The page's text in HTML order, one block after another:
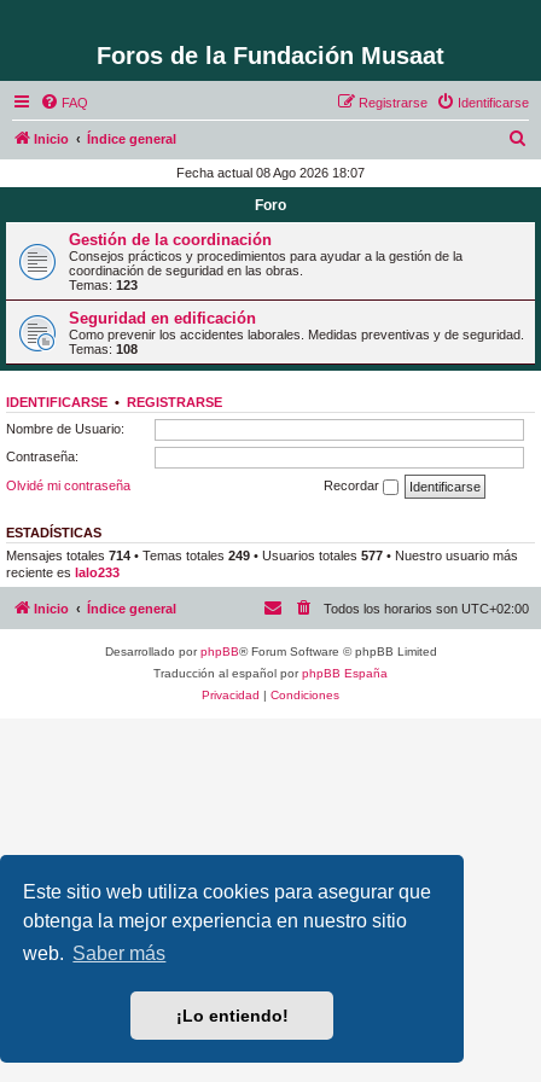
Este sitio web utiliza cookies para asegurar que
obtenga la mejor experiencia en nuestro sitio
web. Saber más
¡Lo entiendo!
Foros de la Fundación Musaat
FAQ Identificarse
Registrarse
Inicio Índice general
c
Fecha actual 08 Ago 2026 18:07
Foro
Gestión de la coordinación
Consejos prácticos y procedimientos para ayudar a la gestión de la
coordinación de seguridad en las obras.
Temas: 123
Seguridad en edificación
Como prevenir los accidentes laborales. Medidas preventivas y de seguridad.
Temas: 108
IDENTIFICARSE • REGISTRARSE
Nombre de Usuario:
Contraseña:
Olvidé mi contraseña
Recordar
ESTADÍSTICAS
Mensajes totales 714 • Temas totales 249 • Usuarios totales 577 • Nuestro usuario más
reciente es lalo233
Inicio Índice general Todos los horarios son UTC+02:00
Desarrollado porphpBB® Forum Software © phpBB Limited
Traducción al español porphpBB España
Privacidad | Condiciones